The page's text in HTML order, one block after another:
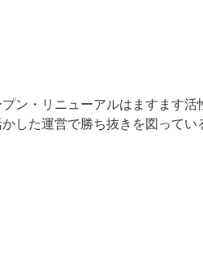
ン・リニューアルはますます
した運営で勝ち抜きを図ってい